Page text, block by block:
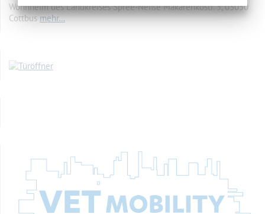
Wohnheim des Landkreises Spree-Neiße Makarenkostr. 5, 03050
Cottbusmehr…